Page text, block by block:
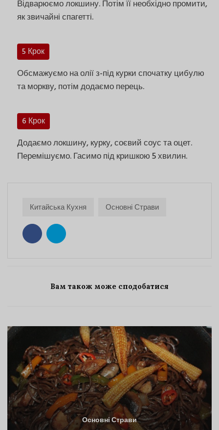
Відварюємо локшину. Потім її необхідно промити,
як звичайні спагетті.
5 Крок
Обсмажуємо на олії з-під курки спочатку цибулю
та моркву, потім додаємо перець.
6 Крок
Додаємо локшину, курку, соєвий соус та оцет.
Перемішуємо. Гасимо під кришкою 5 хвилин.
Китайська Кухня Основні Страви
Вам також може сподобатися
Основні Страви